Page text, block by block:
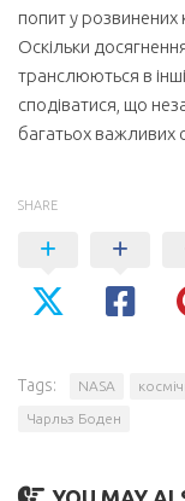
попит у розвинених
Оскільки
транслюються в
сподіватися, що
багатьох важливих
SHARE
Tags: NASA
Чарльз Боден